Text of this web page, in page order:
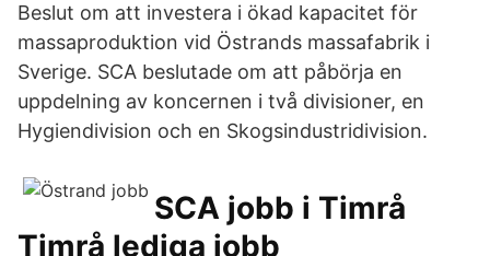
Beslut om att investera i ökad kapacitet för
massaproduktion vid Östrands massafabrik i
Sverige. SCA beslutade om att påbörja en
uppdelning av koncernen i två divisioner, en
Hygiendivision och en Skogsindustridivision.
SCA jobb i Timrå
Timrå lediga jobb